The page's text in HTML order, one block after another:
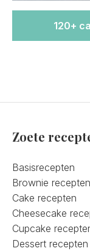
120+
Zoete
Basisrecepten
Brownie recepten
Cake recepten
Cheesecake
Cupcake
Dessert recepten